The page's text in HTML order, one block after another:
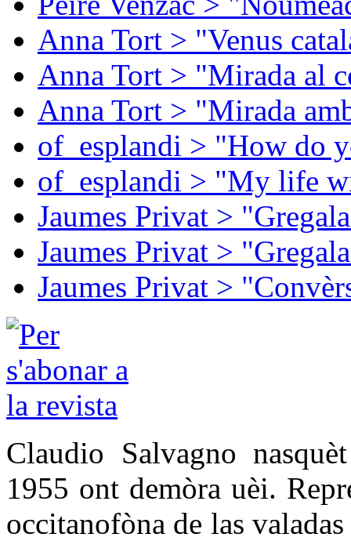
Anna Tort > "Venus
Anna Tort > "Mirada al
Anna Tort > "Mirada
of_esplandi > "How do
of_esplandi > "My life
Jaumes Privat >
Jaumes Privat >
Jaumes Privat >
Claudio Salvagno
1955 ont demòra uèi.
occitanofòna de las